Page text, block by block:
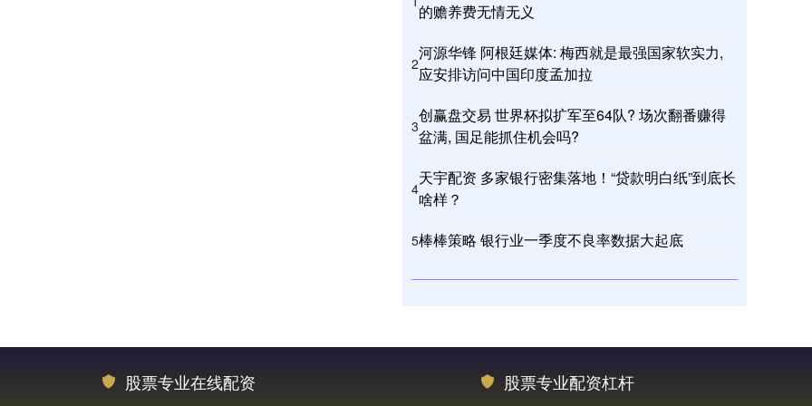
的赡养费无情无义
2
河源华锋 阿根廷媒体: 梅西就是最强国家软实力,
应安排访问中国印度孟加拉
3
创赢盘交易 世界杯拟扩军至64队? 场次翻番赚得
盆满, 国足能抓住机会吗?
4
天宇配资 多家银行密集落地！“贷款明白纸”到底长
啥样？
5棒棒策略 银行业一季度不良率数据大起底
股票专业在线配资 股票专业配资杠杆